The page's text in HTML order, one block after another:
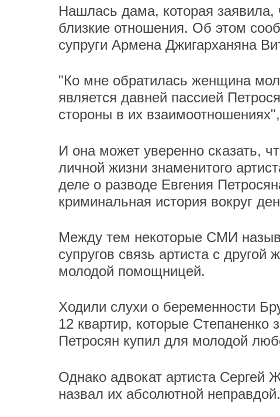
Нашлась дама, которая заявила,
близкие отношения. Об этом
супруги Армена Джигарханяна
"Ко мне обратилась женщина
является давней пассией
стороны в их
И она может уверенно сказать,
личной жизни знаменитого
деле о разводе Евгения
криминальная история вокруг
Между тем некоторые СМИ
супругов связь артиста с
молодой помощницей.
Ходили слухи о беременности
12 квартир, которые Степаненко
Петросян купил для молодой
Однако адвокат артиста
назвал их абсолютной неправдой.